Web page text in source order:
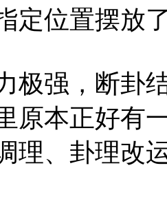
定位置摆放
极强，断卦
原本正好有
理、卦理改